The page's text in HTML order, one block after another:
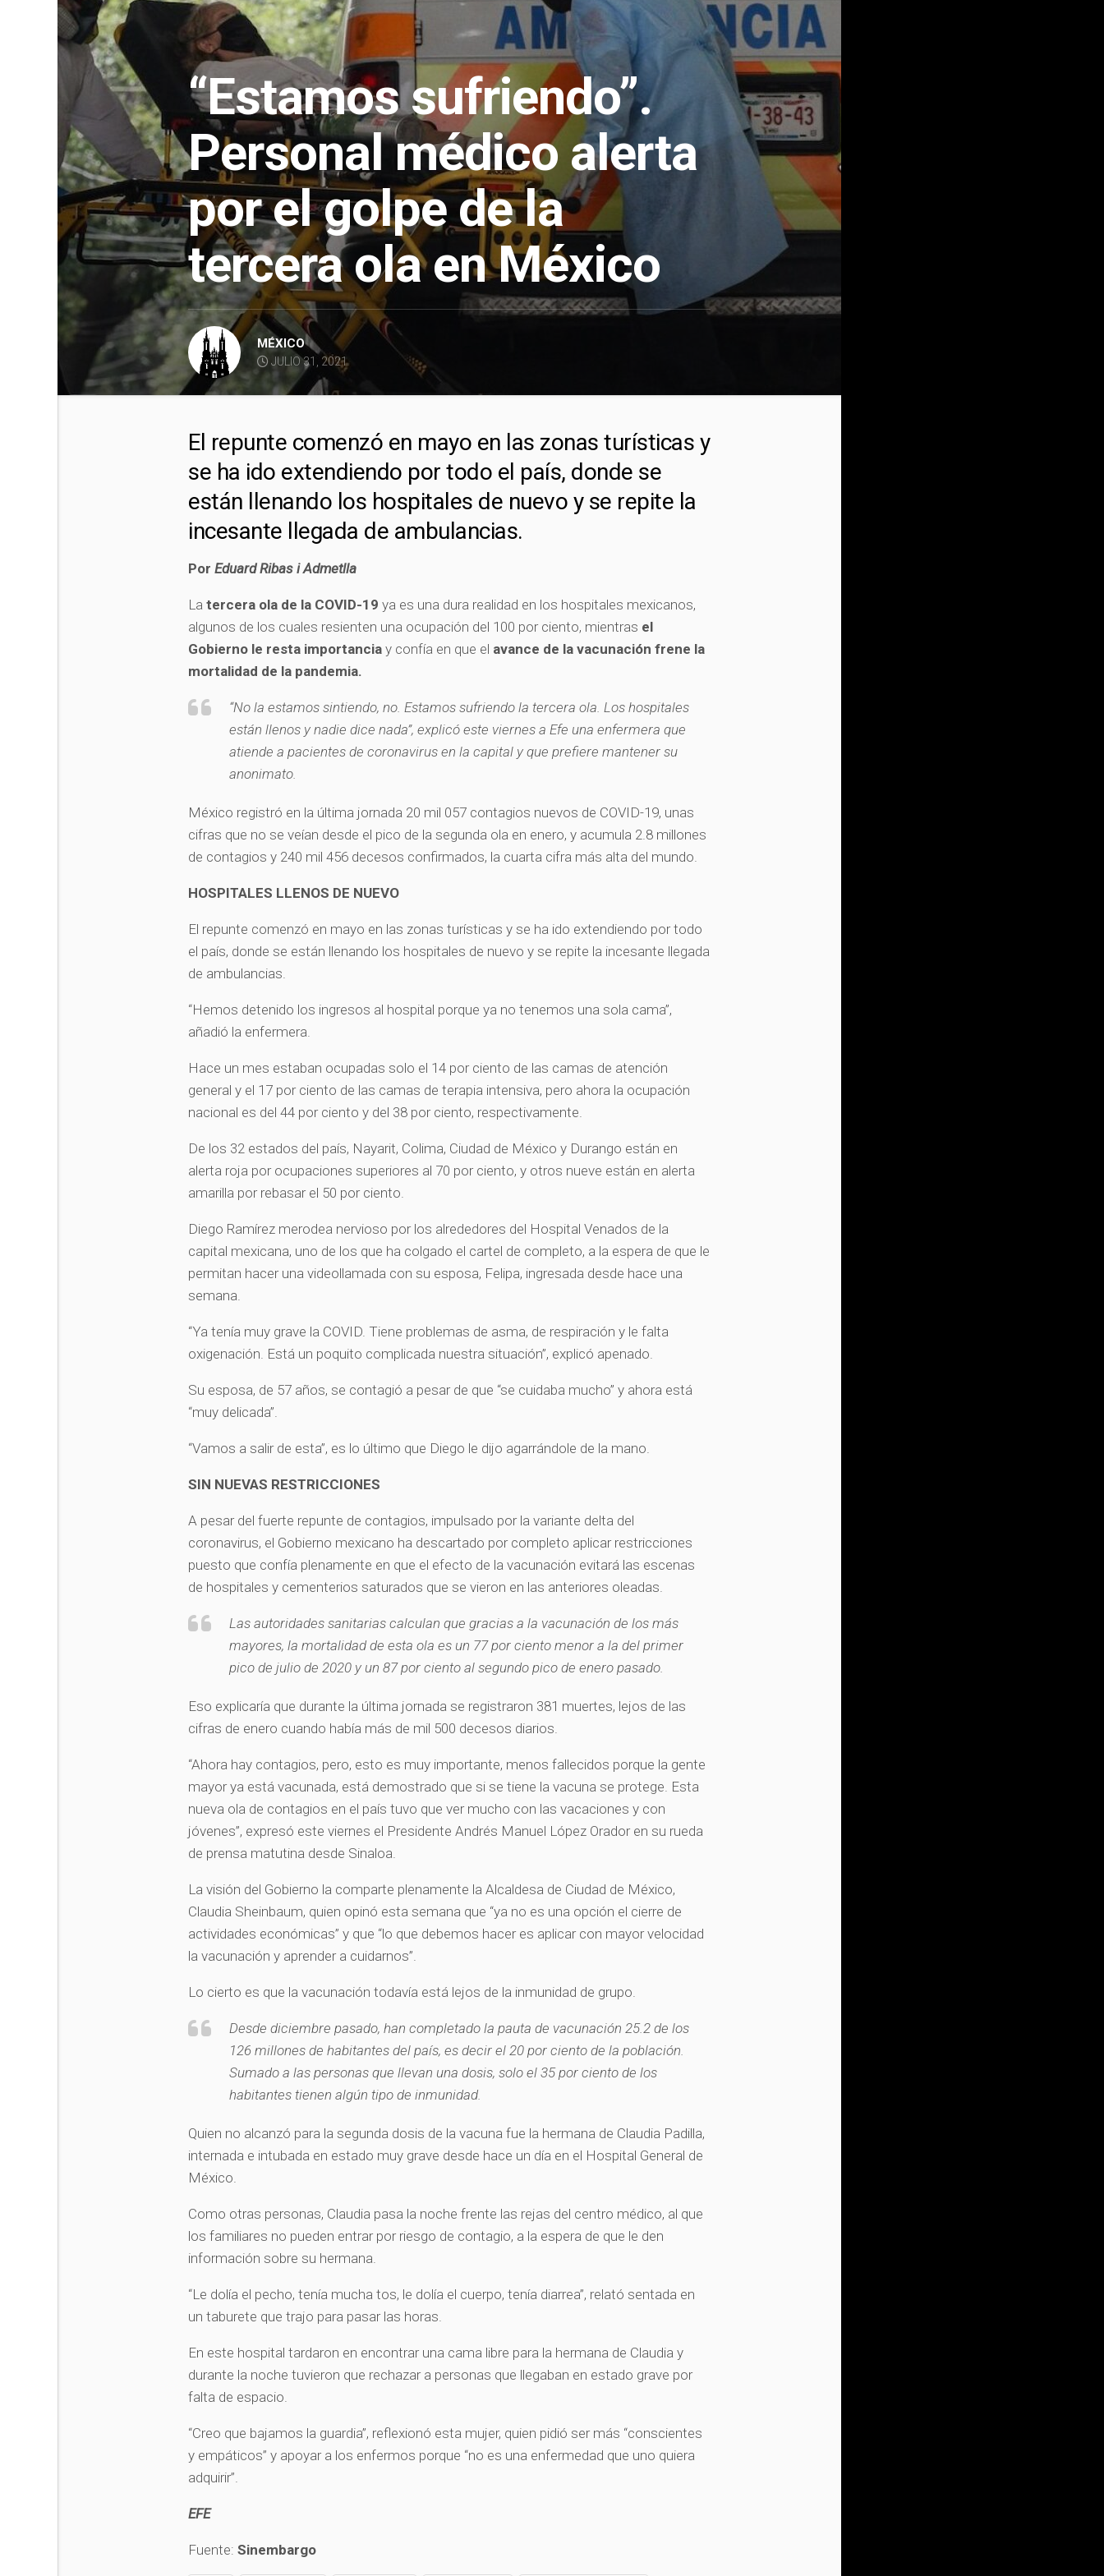
“Estamos sufriendo”.
Personal médico alerta
por el golpe de la
tercera ola en México
MÉXICO
JULIO 31, 2021
El repunte comenzó en mayo en las zonas turísticas y
se ha ido extendiendo por todo el país, donde se
están llenando los hospitales de nuevo y se repite la
incesante llegada de ambulancias.
PorEduard Ribas i Admetlla
Latercera ola de la COVID-19 ya es una dura realidad en los hospitales mexicanos,
algunos de los cuales resienten una ocupación del 100 por ciento, mientras el
Gobierno le resta importancia y confía en que el avance de la vacunación frene la
mortalidad de la pandemia.
“No la estamos sintiendo, no. Estamos sufriendo la tercera ola. Los hospitales
están llenos y nadie dice nada”, explicó este viernes aEfe una enfermera que
atiende a pacientes de coronavirus en la capital y que prefiere mantener su
anonimato.
México registró en la última jornada 20 mil 057 contagios nuevos de COVID-19, unas
cifras que no se veían desde el pico de la segunda ola en enero, y acumula 2.8 millones
de contagios y 240 mil 456 decesos confirmados, la cuarta cifra más alta del mundo.
HOSPITALES LLENOS DE NUEVO
El repunte comenzó en mayo en las zonas turísticas y se ha ido extendiendo por todo
el país, donde se están llenando los hospitales de nuevo y se repite la incesante llegada
de ambulancias.
“Hemos detenido los ingresos al hospital porque ya no tenemos una sola cama”,
añadió la enfermera.
Hace un mes estaban ocupadas solo el 14 por ciento de las camas de atención
general y el 17 por ciento de las camas de terapia intensiva, pero ahora la ocupación
nacional es del 44 por ciento y del 38 por ciento, respectivamente.
De los 32 estados del país, Nayarit, Colima, Ciudad de México y Durango están en
alerta roja por ocupaciones superiores al 70 por ciento, y otros nueve están en alerta
amarilla por rebasar el 50 por ciento.
Diego Ramírez merodea nervioso por los alrededores del Hospital Venados de la
capital mexicana, uno de los que ha colgado el cartel de completo, a la espera de que le
permitan hacer una videollamada con su esposa, Felipa, ingresada desde hace una
semana.
“Ya tenía muy grave la COVID. Tiene problemas de asma, de respiración y le falta
oxigenación. Está un poquito complicada nuestra situación”, explicó apenado.
Su esposa, de 57 años, se contagió a pesar de que “se cuidaba mucho” y ahora está
“muy delicada”.
“Vamos a salir de esta”, es lo último que Diego le dijo agarrándole de la mano.
SIN NUEVAS RESTRICCIONES
A pesar del fuerte repunte de contagios, impulsado por la variante delta del
coronavirus, el Gobierno mexicano ha descartado por completo aplicar restricciones
puesto que confía plenamente en que el efecto de la vacunación evitará las escenas
de hospitales y cementerios saturados que se vieron en las anteriores oleadas.
Las autoridades sanitarias calculan que gracias a la vacunación de los más
mayores, la mortalidad de esta ola es un 77 por ciento menor a la del primer
pico de julio de 2020 y un 87 por ciento al segundo pico de enero pasado.
Eso explicaría que durante la última jornada se registraron 381 muertes, lejos de las
cifras de enero cuando había más de mil 500 decesos diarios.
“Ahora hay contagios, pero, esto es muy importante, menos fallecidos porque la gente
mayor ya está vacunada, está demostrado que si se tiene la vacuna se protege. Esta
nueva ola de contagios en el país tuvo que ver mucho con las vacaciones y con
jóvenes”, expresó este viernes el Presidente Andrés Manuel López Orador en su rueda
de prensa matutina desde Sinaloa.
La visión del Gobierno la comparte plenamente la Alcaldesa de Ciudad de México,
Claudia Sheinbaum, quien opinó esta semana que “ya no es una opción el cierre de
actividades económicas” y que “lo que debemos hacer es aplicar con mayor velocidad
la vacunación y aprender a cuidarnos”.
Lo cierto es que la vacunación todavía está lejos de la inmunidad de grupo.
Desde diciembre pasado, han completado la pauta de vacunación 25.2 de los
126 millones de habitantes del país, es decir el 20 por ciento de la población.
Sumado a las personas que llevan una dosis, solo el 35 por ciento de los
habitantes tienen algún tipo de inmunidad.
Quien no alcanzó para la segunda dosis de la vacuna fue la hermana de Claudia Padilla,
internada e intubada en estado muy grave desde hace un día en el Hospital General de
México.
Como otras personas, Claudia pasa la noche frente las rejas del centro médico, al que
los familiares no pueden entrar por riesgo de contagio, a la espera de que le den
información sobre su hermana.
“Le dolía el pecho, tenía mucha tos, le dolía el cuerpo, tenía diarrea”, relató sentada en
un taburete que trajo para pasar las horas.
En este hospital tardaron en encontrar una cama libre para la hermana de Claudia y
durante la noche tuvieron que rechazar a personas que llegaban en estado grave por
falta de espacio.
“Creo que bajamos la guardia”, reflexionó esta mujer, quien pidió ser más “conscientes
y empáticos” y apoyar a los enfermos porque “no es una enfermedad que uno quiera
adquirir”.
EFE
Fuente:Sinembargo